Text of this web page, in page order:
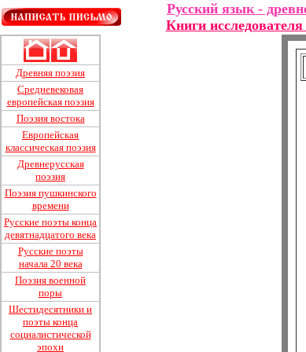
Русский язык -
Книги
Древняя поэзия
Средневековая
европейская поэзия
Поэзия востока
Европейская
классическая поэзия
Древнерусская
поэзия
Поэзия пушкинского
времени
Русские поэты конца
девятнадцатого века
Русские поэты
начала 20 века
Поэзия военной
поры
Шестидесятники и
поэты конца
социалистической
эпохи